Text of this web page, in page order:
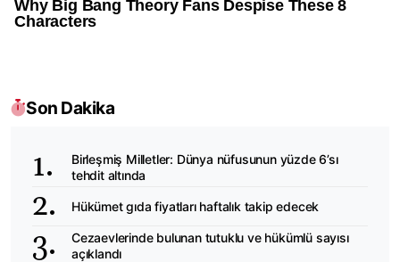
Son Dakika
Birleşmiş Milletler: Dünya nüfusunun yüzde 6’sı
tehdit altında
Hükümet gıda fiyatları haftalık takip edecek
Cezaevlerinde bulunan tutuklu ve hükümlü sayısı
açıklandı